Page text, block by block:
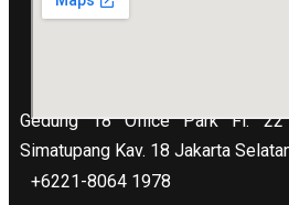
Gedung 18 Office Park Fl. 22
Simatupang Kav. 18 Jakarta
+6221-8064 1978